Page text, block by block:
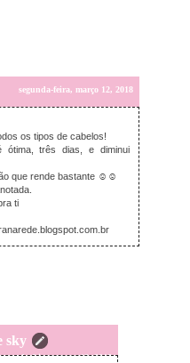
segunda-feira, março 12, 2018
os tipos de cabelos!
ótima, três dias, e diminui
que rende bastante ☺☺
ti
sky
feira, março 12, 2018